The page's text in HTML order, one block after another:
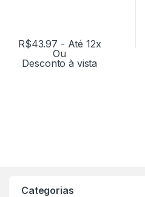
R$43.97 - Até 12x
Ou
Desconto à vista
Categorias